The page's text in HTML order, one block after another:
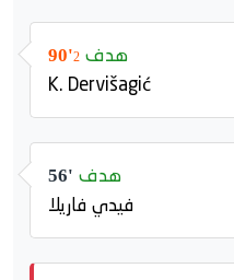
90'2 هدف
K. Dervišagić
56' هدف
فيدي فاريلا